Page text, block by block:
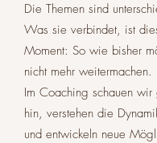
Die Themen sind
Was sie verbindet, ist
Moment: So wie bisher
nicht mehr weitermachen.
Im Coaching schauen wir
hin, verstehen die
und entwickeln neue